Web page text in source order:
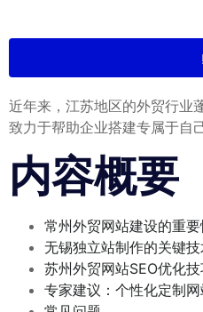
近年来，江苏地区的外贸行业
致力于帮助企业搭建专属于自
内容概要
常州外贸网站建设的重
无锡独立站制作的关键
苏州外贸网站SEO优化
专家建议：个性化定制